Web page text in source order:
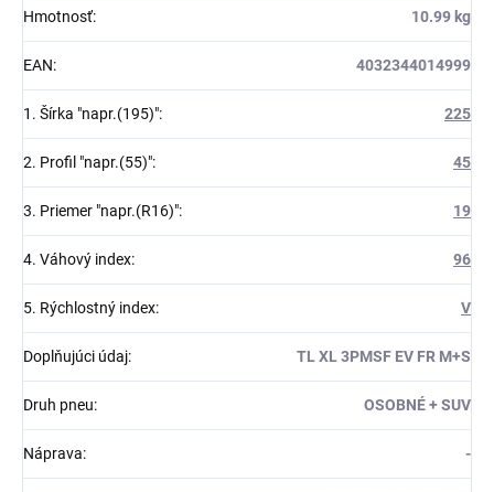
Hmotnosť: 10.99 kg
EAN: 4032344014999
1. Šírka "napr.(195)": 225
2. Profil "napr.(55)": 45
3. Priemer "napr.(R16)": 19
4. Váhový index: 96
5. Rýchlostný index: V
Doplňujúci údaj: TL XL 3PMSF EV FR M+S
Druh pneu: OSOBNÉ + SUV
Náprava: -